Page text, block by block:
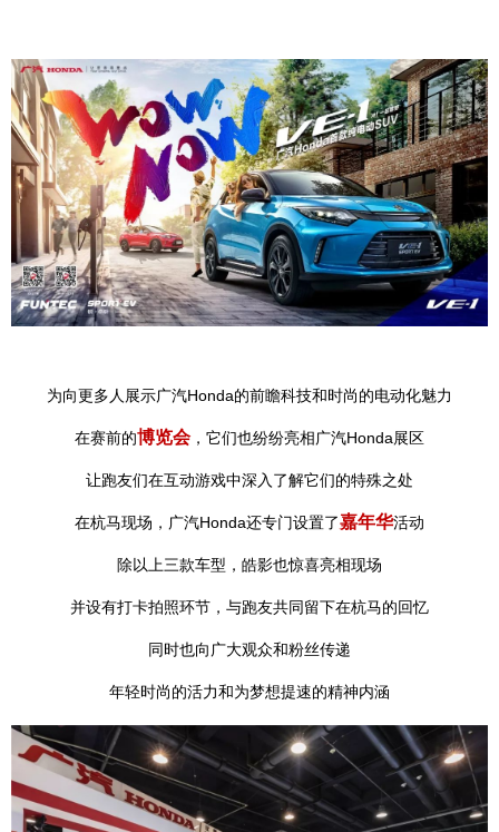
为向更多人展示广汽Honda的前瞻科技和时尚的电动化魅力
在赛前的博览会，它们也纷纷亮相广汽Honda展区
让跑友们在互动游戏中深入了解它们的特殊之处
在杭马现场，广汽Honda还专门设置了嘉年华活动
除以上三款车型，皓影也惊喜亮相现场
并设有打卡拍照环节，与跑友共同留下在杭马的回忆
同时也向广大观众和粉丝传递
年轻时尚的活力和为梦想提速的精神内涵